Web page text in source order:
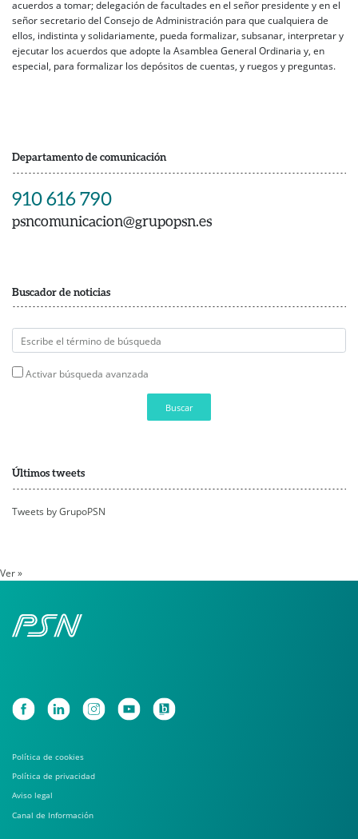
acuerdos a tomar; delegación de facultades en el señor presidente y en el
señor secretario del Consejo de Administración para que cualquiera de
ellos, indistinta y solidariamente, pueda formalizar, subsanar, interpretar y
ejecutar los acuerdos que adopte la Asamblea General Ordinaria y, en
especial, para formalizar los depósitos de cuentas, y ruegos y preguntas.
Departamento de comunicación
910 616 790
psncomunicacion@grupopsn.es
Buscador de noticias
Activar búsqueda avanzada
Buscar
Últimos tweets
Tweets by GrupoPSN
Ver »
Política de cookies
Política de privacidad
Aviso legal
Canal de Información